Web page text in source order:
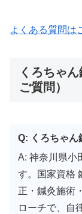
よくある質問は
くろちゃ
ご質問）
Q: くろちゃん
A: 神奈川県小
す。国家資格
正・鍼灸施術
ローチで、自